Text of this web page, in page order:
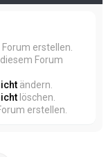
erstellen.
Forum
ändern.
löschen.
erstellen.